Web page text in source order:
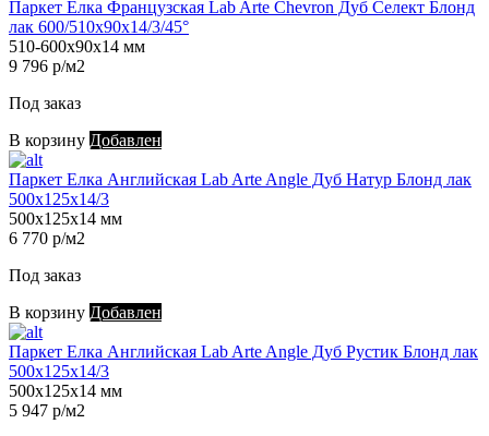
Паркет Елка Французская Lab Arte Chevron Дуб Селект Блонд
лак 600/510х90х14/3/45°
510-600х90х14 мм
9 796 р/м2
Под заказ
В корзину Добавлен
Паркет Елка Английская Lab Arte Angle Дуб Натур Блонд лак
500х125х14/3
500х125х14 мм
6 770 р/м2
Под заказ
В корзину Добавлен
Паркет Елка Английская Lab Arte Angle Дуб Рустик Блонд лак
500х125х14/3
500х125х14 мм
5 947 р/м2